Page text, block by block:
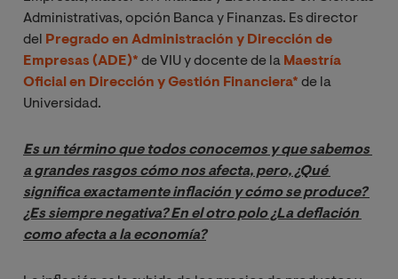
Administrativas, opción Banca y Finanzas. Es director
del
Pregrado en Administración y Dirección de
Empresas (ADE)* de VIU y docente de la Maestría
Oficial en Dirección y Gestión Financiera* de la
Universidad.
Es un término que todos conocemos y que sabemos
a grandes rasgos cómo nos afecta, pero, ¿Qué
significa exactamente inflación y cómo se produce?
¿Es siempre negativa? En el otro polo ¿La deflación
como afecta a la economía?